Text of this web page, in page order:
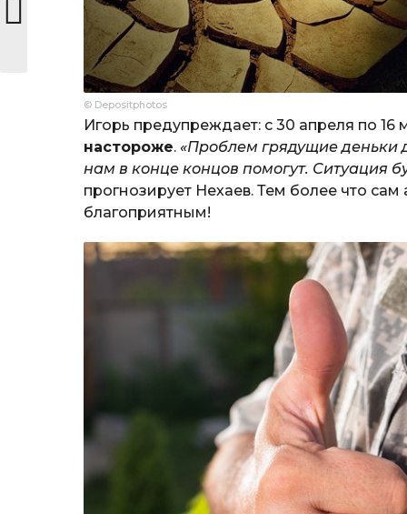
© Depositphotos
Игорь предупреждает: с 30 апреля по
настороже. «Проблем грядущие деньки
нам в конце концов помогут. Ситуация
прогнозирует Нехаев. Тем более что
благоприятным!